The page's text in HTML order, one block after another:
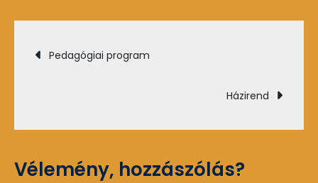
és
Bejegyzés
Pedagógiai program
Házirend
Vélemény, hozzászólás?